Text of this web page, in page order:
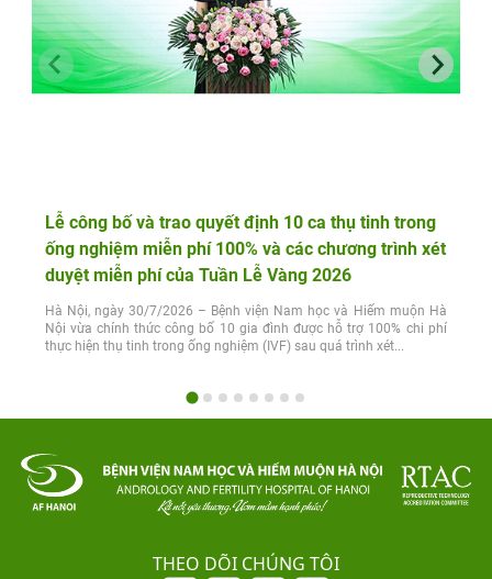
Lễ công bố và trao quyết định 10 ca thụ tinh trong
ống nghiệm miễn phí 100% và các chương trình xét
duyệt miễn phí của Tuần Lễ Vàng 2026
Hà Nội, ngày 30/7/2026 – Bệnh viện Nam học và Hiếm muộn Hà
Nội vừa chính thức công bố 10 gia đình được hỗ trợ 100% chi phí
thực hiện thụ tinh trong ống nghiệm (IVF) sau quá trình xét...
THEO DÕI CHÚNG TÔI